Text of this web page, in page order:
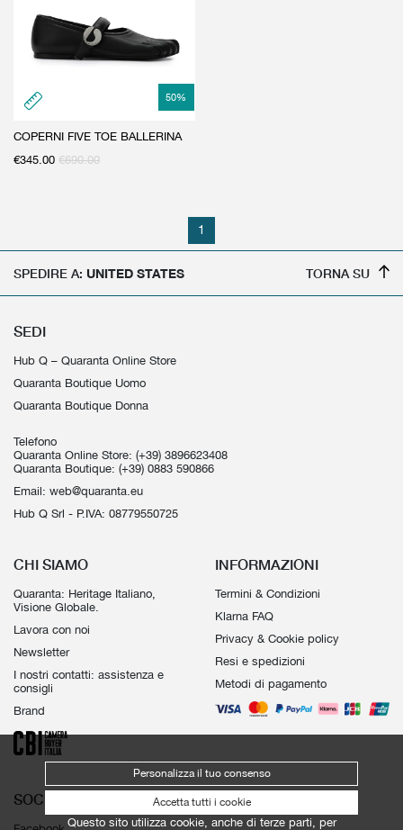
50%
COPERNI FIVE TOE BALLERINA
€345.00 €690.00
1
SPEDIRE A: UNITED STATES TORNA SU
SEDI
Hub Q – Quaranta Online Store
Quaranta Boutique Uomo
Quaranta Boutique Donna
Telefono
Quaranta Online Store: (+39) 3896623408
Quaranta Boutique: (+39) 0883 590866
Email: web@quaranta.eu
Hub Q Srl - P.IVA: 08779550725
CHI SIAMO
Quaranta: Heritage Italiano,
Visione Globale.
Lavora con noi
Newsletter
I nostri contatti: assistenza e
consigli
Brand
INFORMAZIONI
Termini & Condizioni
Klarna FAQ
Privacy & Cookie policy
Resi e spedizioni
Metodi di pagamento
SOCIAL
Questo sito utilizza cookie, anche di terze parti, per
Accetta tutti i cookie
Personalizza il tuo consenso